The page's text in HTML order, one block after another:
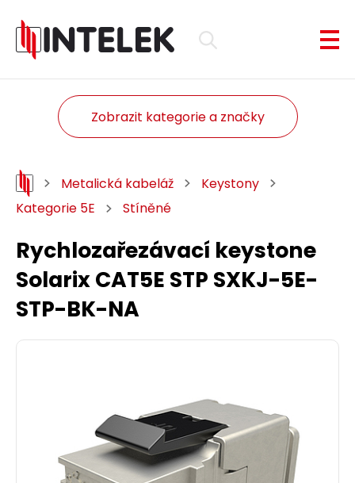
Zobrazit kategorie a značky
Metalická kabeláž
Keystony
Kategorie 5E
Stíněné
Rychlozařezávací keystone
Solarix CAT5E STP SXKJ-5E-
STP-BK-NA